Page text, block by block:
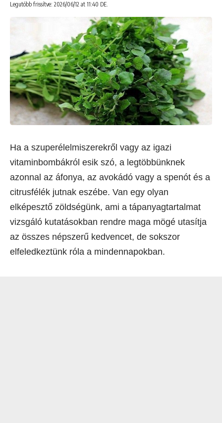
Legutóbb frissítve: 2026/06/12 at 11:40 DE.
Ha a szuperélelmiszerekről vagy az igazi
vitaminbombákról esik szó, a legtöbbünknek
azonnal az áfonya, az avokádó vagy a spenót és a
citrusfélék jutnak eszébe. Van egy olyan
elképesztő zöldségünk, ami a tápanyagtartalmat
vizsgáló kutatásokban rendre maga mögé utasítja
az összes népszerű kedvencet, de sokszor
elfeledkeztünk róla a mindennapokban.